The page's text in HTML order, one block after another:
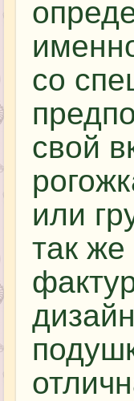
со
свой
или
так